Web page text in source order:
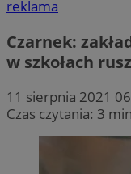
reklama
Czarnek:
w szkołach
11 sierpnia 2021
Czas czytania: 3